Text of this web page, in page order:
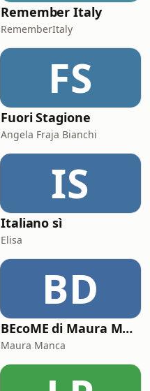
Remember Italy
RememberItaly
FS
Fuori Stagione
Angela Fraja Bianchi
IS
Italiano sì
Elisa
BD
BEcoME di Maura Manca
Maura Manca